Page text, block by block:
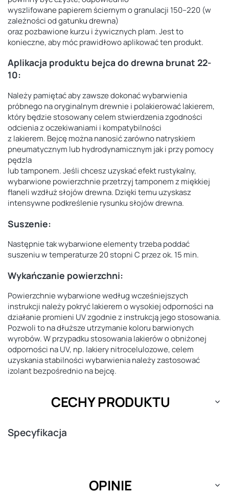
wyszlifowane papierem ściernym o granulacji 150–220 (w
zależności od gatunku drewna)
oraz pozbawione kurzu i żywicznych plam. Jest to
konieczne, aby móc prawidłowo aplikować ten produkt.
Aplikacja produktu bejca do drewna brunat 22-
10:
Należy pamiętać aby zawsze dokonać wybarwienia
próbnego na oryginalnym drewnie i polakierować lakierem,
który będzie stosowany celem stwierdzenia zgodności
odcienia z oczekiwaniami i kompatybilności
z lakierem. Bejcę można nanosić zarówno natryskiem
pneumatycznym lub hydrodynamicznym jak i przy pomocy
pędzla
lub tamponem. Jeśli chcesz uzyskać efekt rustykalny,
wybarwione powierzchnie przetrzyj tamponem z miękkiej
flaneli wzdłuż słojów drewna. Dzięki temu uzyskasz
intensywne podkreślenie rysunku słojów drewna.
Suszenie:
Następnie tak wybarwione elementy trzeba poddać
suszeniu w temperaturze 20 stopni C przez ok. 15 min.
Wykańczanie powierzchni:
Powierzchnie wybarwione według wcześniejszych
instrukcji należy pokryć lakierem o wysokiej odporności na
działanie promieni UV zgodnie z instrukcją jego stosowania.
Pozwoli to na dłuższe utrzymanie koloru barwionych
wyrobów. W przypadku stosowania lakierów o obniżonej
odporności na UV, np. lakiery nitrocelulozowe, celem
uzyskania stabilności wybarwienia należy zastosować
izolant bezpośrednio na bejcę.
CECHY PRODUKTU
Specyfikacja
OPINIE